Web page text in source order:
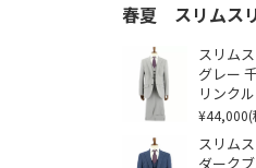
春夏 スリムス
スリム
グレー
リンク
¥44,000
スリム
ダーク